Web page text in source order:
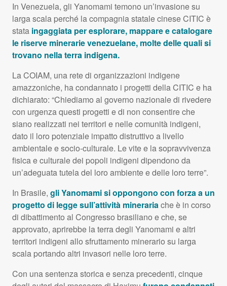
In Venezuela, gli Yanomami temono un’invasione su
larga scala perché la compagnia statale cineseCITIC è
stata ingaggiata per esplorare, mappare e catalogare
le riserve minerarie venezuelane, molte delle quali si
trovano nella terra indigena.
LaCOIAM, una rete di organizzazioni indigene
amazzoniche, ha condannato i progetti dellaCITIC e ha
dichiarato: “Chiediamo al governo nazionale di rivedere
con urgenza questi progetti e di non consentire che
siano realizzati nei territori e nelle comunità indigeni,
dato il loro potenziale impatto distruttivo a livello
ambientale e socio-culturale. Le vite e la sopravvivenza
fisica e culturale dei popoli indigeni dipendono da
un’adeguata tutela del loro ambiente e delle loro terre”.
In Brasile, gli Yanomami si oppongono con forza a un
progetto di legge sull’attività minerariache è in corso
di dibattimento al Congresso brasiliano e che, se
approvato, aprirebbe la terra degli Yanomami e altri
territori indigeni allo sfruttamento minerario su larga
scala portando altri invasori nelle loro terre.
Con una sentenza storica e senza precedenti, cinque